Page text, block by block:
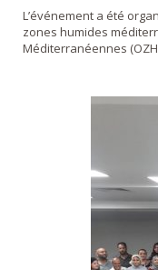
L’événement a été
zones humides
Méditerranéennes